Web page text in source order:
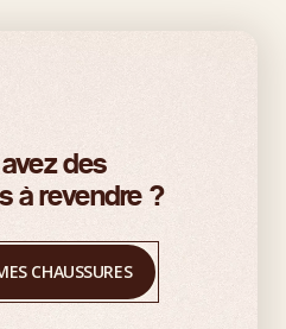
des
à revendre ?
CHAUSSURES